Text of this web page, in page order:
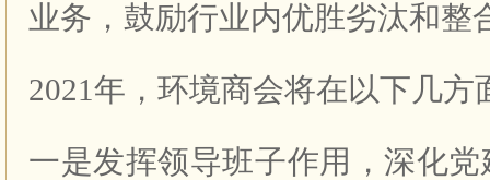
业务，鼓励行业内优胜劣汰和整
2021年，环境商会将在以下几方
一是发挥领导班子作用，深化